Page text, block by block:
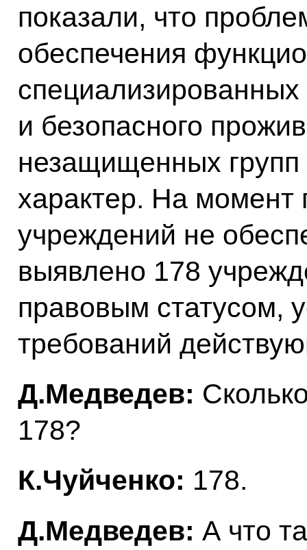
показали, что
обеспечения
и безопасного
незащищенных
характер. На момент
учреждений не
выявлено 178
правовым статусом,
требований
Д.Медведев:
178?
К.Чуйченко: 178.
Д.Медведев: А что